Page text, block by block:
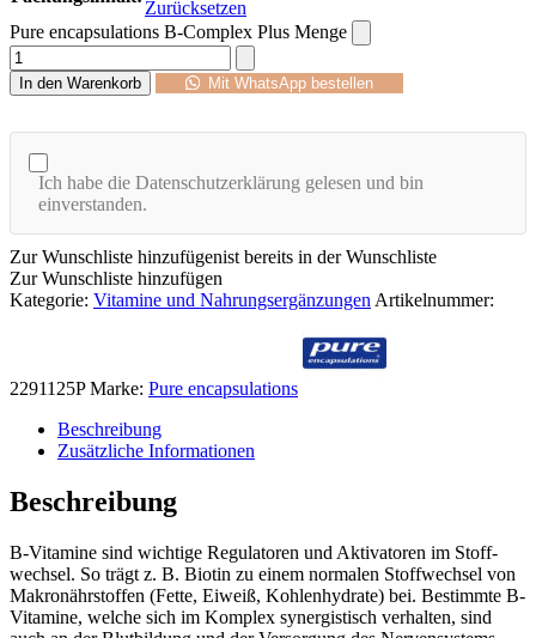
Zurücksetzen
Pure encapsulations B-Complex Plus Menge
In den Warenkorb Mit WhatsApp bestellen
Ich habe die Datenschutzerklärung gelesen und bin
einverstanden.
Zur Wunschliste hinzufügenist bereits in der Wunschliste
Zur Wunschliste hinzufügen
Kategorie: Vitamine und Nahrungsergänzungen Artikelnummer:
2291125P Marke: Pure encapsulations
Beschreibung
Zusätzliche Informationen
Beschreibung
B-Vitamine sind wichtige Regulatoren und Aktivatoren im Stoff-
wechsel. So trägt z. B. Biotin zu einem normalen Stoffwechsel von
Makronährstoffen (Fette, Eiweiß, Kohlenhydrate) bei. Bestimmte B-
Vitamine, welche sich im Komplex synergistisch verhalten, sind